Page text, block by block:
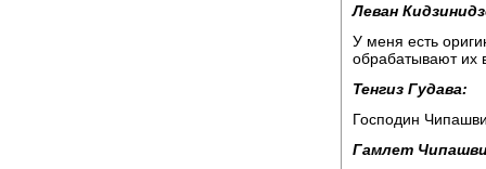
Леван
У меня есть
обрабатывают их
Тенгиз Гудава:
Господин
Гамлет